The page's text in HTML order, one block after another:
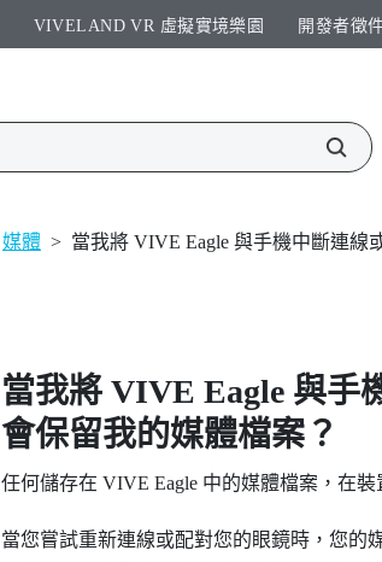
VIVELAND VR 虛擬實境樂園​ 開發者徵
媒體 > 當我將 VIVE Eagle 與手機中斷連線
當我將 VIVE Eagle與手
會保留我的媒體檔案？
任何儲存在 VIVE Eagle中的媒體檔案，在裝
當您嘗試重新連線或配對您的眼鏡時，您的